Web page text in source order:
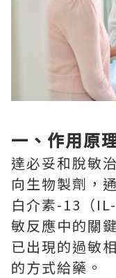
一、作用原
達必妥和脫敏
向生物製劑，
白介素-13（
敏反應中的關
已出現的過敏
的方式給藥。